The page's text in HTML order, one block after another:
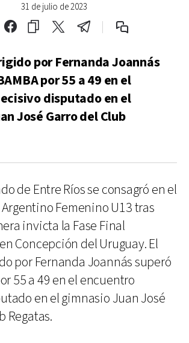
31 de julio de 2023
por Fernanda Joannás
por 55 a 49 en el
disputado en el
José Garro del Club
de Entre Ríos se consagró en el
Femenino U13 tras
invicta la Fase Final
Concepción del Uruguay. El
por Fernanda Joannás superó
55 a 49 en el encuentro
en el gimnasio Juan José
Regatas.